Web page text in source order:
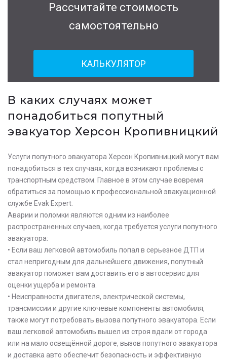
Рассчитайте стоимость
самостоятельно
КАЛЬКУЛЯТОР
В каких случаях может
понадобиться попутный
эвакуатор Херсон Кропивницкий
Услуги попутного эвакуатора Херсон Кропивницкий могут вам
понадобиться в тех случаях, когда возникают проблемы с
транспортным средством. Главное в этом случае вовремя
обратиться за помощью к профессиональной эвакуационной
службе Evak Expert.
Аварии и поломки являются одним из наиболее
распространенных случаев, когда требуется услуги попутного
эвакуатора:
• Если ваш легковой автомобиль попал в серьезное ДТП и
стал непригодным для дальнейшего движения, попутный
эвакуатор поможет вам доставить его в автосервис для
оценки ущерба и ремонта.
• Неисправности двигателя, электрической системы,
трансмиссии и другие ключевые компоненты автомобиля,
также могут потребовать вызова попутного эвакуатора. Если
ваш легковой автомобиль вышел из строя вдали от города
или на мало освещённой дороге, вызов попутного эвакуатора
и доставка авто обеспечит безопасность и эффективную